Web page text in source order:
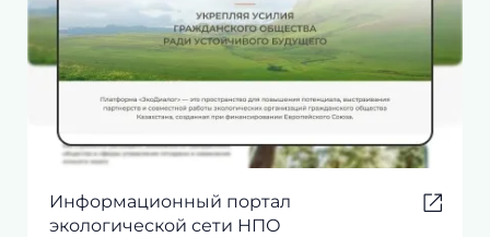
Информационный портал
экологической сети НПО